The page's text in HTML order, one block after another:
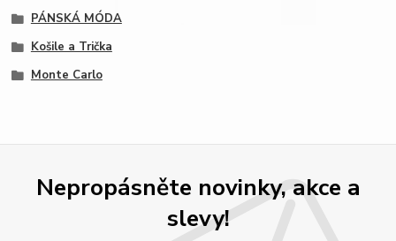
PÁNSKÁ MÓDA
Košile a Trička
Monte Carlo
Nepropásněte novinky, akce a
slevy!